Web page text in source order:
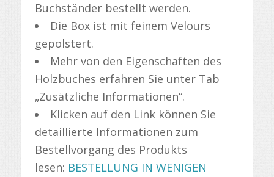
Buchständer bestellt werden.
Die Box ist mit feinem Velours
gepolstert.
Mehr von den Eigenschaften des
Holzbuches erfahren Sie unter Tab
„Zusätzliche Informationen“.
Klicken auf den Link können Sie
detaillierte Informationen zum
Bestellvorgang des Produkts
lesen: BESTELLUNG IN WENIGEN